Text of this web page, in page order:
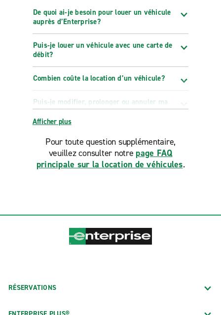
De quoi ai-je besoin pour louer un véhicule
auprès d’Enterprise?
Puis-je louer un véhicule avec une carte de
débit?
Combien coûte la location d’un véhicule?
Puis-je modifier, prolonger ou annuler ma
réservation?
Afficher plus
Pour toute question supplémentaire,
veuillez consulter notre page FAQ
principale sur la location de véhicules.
RÉSERVATIONS